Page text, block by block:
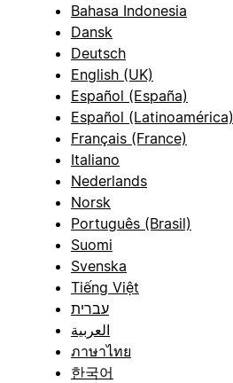
Bahasa Indonesia
Dansk
Deutsch
English (UK)
Español (España)
Español (Latinoamérica)
Français (France)
Italiano
Nederlands
Norsk
Português (Brasil)
Suomi
Svenska
Tiếng Việt
עברית
العربية
ภาษาไทย
한국어